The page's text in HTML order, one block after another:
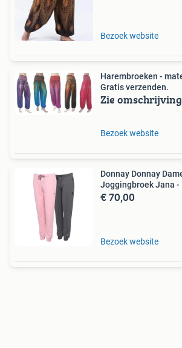
Bezoek website
Harembroeken -
Gratis verzenden.
Zie omschrijving
Bezoek website
Donnay Donnay
Joggingbroek Jana -
€ 70,00
Bezoek website